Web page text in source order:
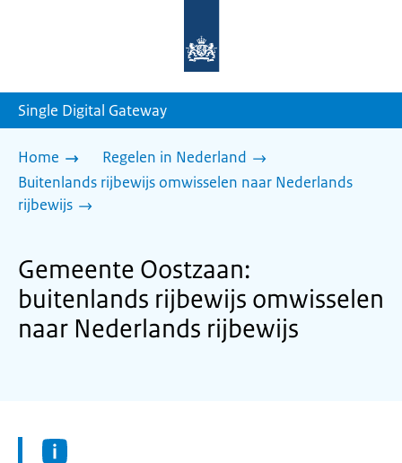
homepage
Single Digital Gateway
Home
Regelen in Nederland
Buitenlands rijbewijs omwisselen naar Nederlands
rijbewijs
Gemeente Oostzaan:
buitenlands rijbewijs omwisselen
naar Nederlands rijbewijs